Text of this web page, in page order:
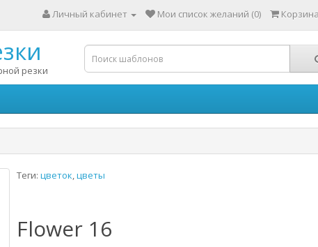
Личный кабинет Мои список желаний (0)
резки
Теги: цветок,цветы
Flower 16